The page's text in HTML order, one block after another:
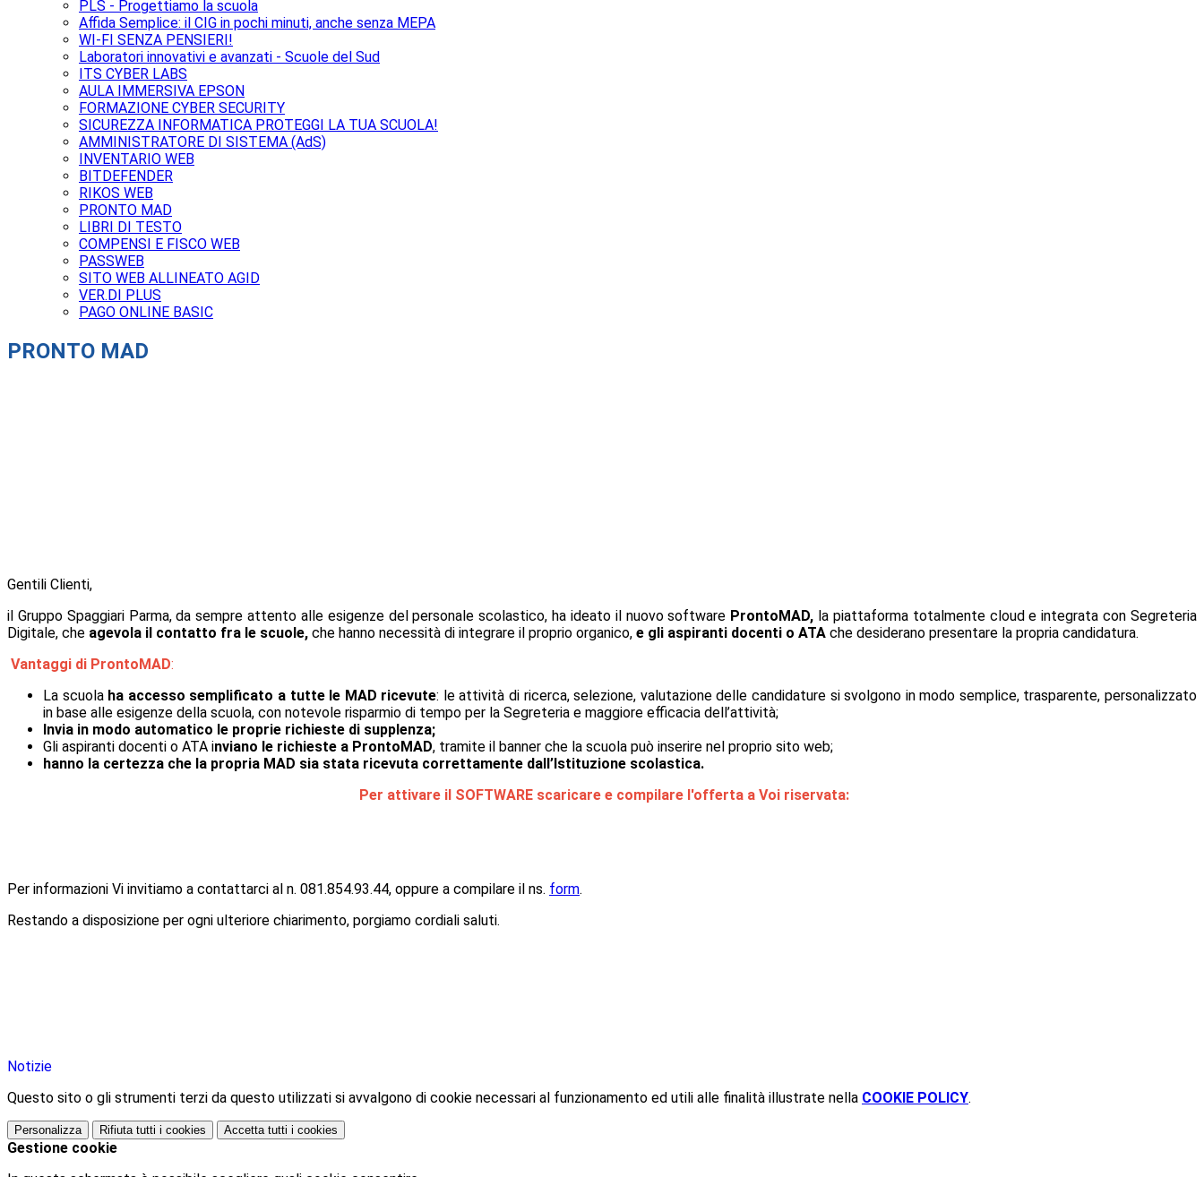
PLS - Progettiamo la scuola
Affida Semplice: il CIG in pochi minuti, anche senza MEPA
WI-FI SENZA PENSIERI!
Laboratori innovativi e avanzati - Scuole del Sud
ITS CYBER LABS
AULA IMMERSIVA EPSON
FORMAZIONE CYBER SECURITY
SICUREZZA INFORMATICA PROTEGGI LA TUA SCUOLA!
AMMINISTRATORE DI SISTEMA (AdS)
INVENTARIO WEB
BITDEFENDER
RIKOS WEB
PRONTO MAD
LIBRI DI TESTO
COMPENSI E FISCO WEB
PASSWEB
SITO WEB ALLINEATO AGID
VER.DI PLUS
PAGO ONLINE BASIC
PRONTO MAD
Gentili Clienti,
il Gruppo Spaggiari Parma, da sempre attento alle esigenze del personale scolastico, ha ideato il nuovo software ProntoMAD, la piattaforma totalmente cloud e integrata con Segreteria
Digitale, che agevola il contatto fra le scuole, che hanno necessità di integrare il proprio organico, e gli aspiranti docenti o ATA che desiderano presentare la propria candidatura.
Vantaggi di ProntoMAD:
La scuola ha accesso semplificato a tutte le MAD ricevute: le attività di ricerca, selezione, valutazione delle candidature si svolgono in modo semplice, trasparente, personalizzato
in base alle esigenze della scuola, con notevole risparmio di tempo per la Segreteria e maggiore efficacia dell’attività;
Invia in modo automatico le proprie richieste di supplenza;
Gli aspiranti docenti o ATA inviano le richieste a ProntoMAD, tramite il banner che la scuola può inserire nel proprio sito web;
hanno la certezza che la propria MAD sia stata ricevuta correttamente dall’Istituzione scolastica.
Per attivare il SOFTWARE scaricare e compilare l'offerta a Voi riservata:
Per informazioni Vi invitiamo a contattarci al n. 081.854.93.44, oppure a compilare il ns. form.
Restando a disposizione per ogni ulteriore chiarimento, porgiamo cordiali saluti.
Notizie
Questo sito o gli strumenti terzi da questo utilizzati si avvalgono di cookie necessari al funzionamento ed utili alle finalità illustrate nella COOKIE POLICY.
Personalizza Rifiuta tutti i cookies Accetta tutti i cookies
Gestione cookie